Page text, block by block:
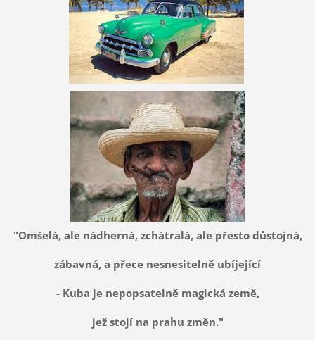
"Omšelá, ale nádherná, zchátralá, ale přesto důstojná,
zábavná, a přece nesnesitelně ubíjející
- Kuba je nepopsatelně magická země,
jež stojí na prahu změn."